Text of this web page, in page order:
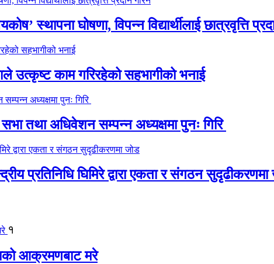
स्थापना घोषणा, विपन्न विद्यार्थीलाई छात्रवृत्ति
उत्कृष्ट काम गरिरहेको सहभागीको भनाई
तथा अधिवेशन सम्पन्न अध्यक्षमा पुनः गिरि
प्रतिनिधि घिमिरे द्वारा एकता र संगठन
१
आक्रमणबाट मरे